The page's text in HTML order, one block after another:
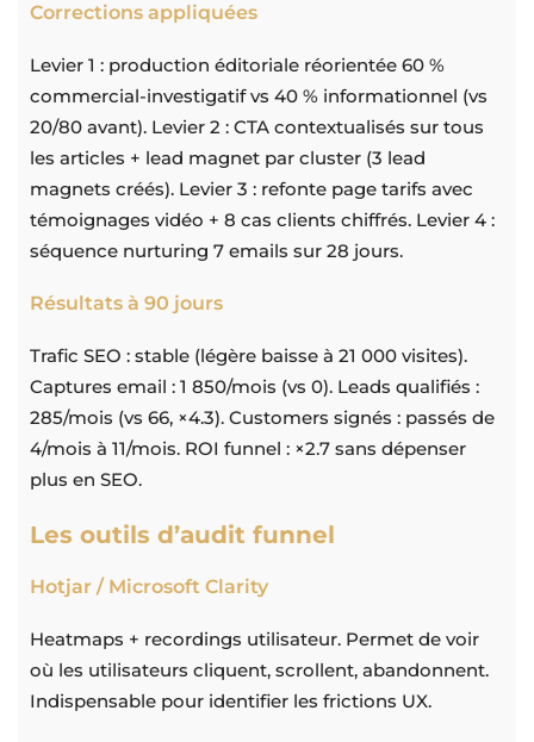
Corrections appliquées
Levier 1 : production éditoriale réorientée 60 %
commercial-investigatif vs 40 % informationnel (vs
20/80 avant). Levier 2 : CTA contextualisés sur tous
les articles + lead magnet par cluster (3 lead
magnets créés). Levier 3 : refonte page tarifs avec
témoignages vidéo + 8 cas clients chiffrés. Levier 4 :
séquence nurturing 7 emails sur 28 jours.
Résultats à 90 jours
Trafic SEO : stable (légère baisse à 21 000 visites).
Captures email : 1 850/mois (vs 0). Leads qualifiés :
285/mois (vs 66, ×4.3). Customers signés : passés de
4/mois à 11/mois. ROI funnel : ×2.7 sans dépenser
plus en SEO.
Les outils d’audit funnel
Hotjar / Microsoft Clarity
Heatmaps + recordings utilisateur. Permet de voir
où les utilisateurs cliquent, scrollent, abandonnent.
Indispensable pour identifier les frictions UX.